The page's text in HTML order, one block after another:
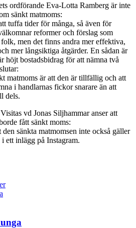
ordförande Eva-Lotta Ramberg är inte
sänkt matmoms:
tuffa tider för många, så även för
reformer och förslag som
men det finns andra mer effektiva,
mer långsiktiga åtgärder. En sådan är
höjt bostadsbidrag för att nämna två
matmoms är att den är tillfällig och att
i handlarnas fickor snarare än att
dels.
vd Jonas Siljhammar anser att
fått sänkt moms:
sänkta matmomsen inte också gäller
ett inlägg på Instagram.